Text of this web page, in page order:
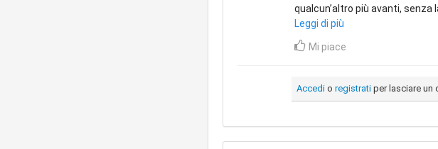
qualcun’altro più avanti, senza
Leggi di più
Mi piace
Accedi o registrati per lasciare un